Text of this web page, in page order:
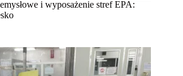
i wyposażenie stref EPA: